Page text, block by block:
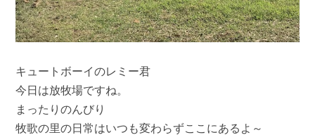
キュートボーイのレミー君
今日は放牧場ですね。
まったりのんびり
牧歌の里の日常はいつも変わらずここにあるよ～